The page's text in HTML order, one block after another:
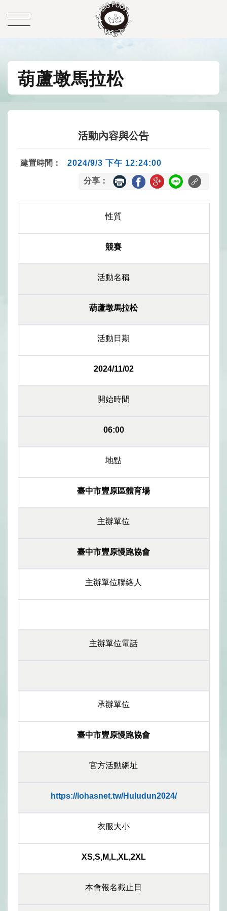
葫蘆墩馬拉松
活動內容與公告
建置時間： 2024/9/3 下午 12:24:00
分享：
性質
競賽
活動名稱
葫蘆墩馬拉松
活動日期
2024/11/02
開始時間
06:00
地點
臺中市豐原區體育場
主辦單位
臺中市豐原慢跑協會
主辦單位聯絡人
主辦單位電話
承辦單位
臺中市豐原慢跑協會
官方活動網址
https://lohasnet.tw/Huludun2024/
衣服大小
XS,S,M,L,XL,2XL
本會報名截止日